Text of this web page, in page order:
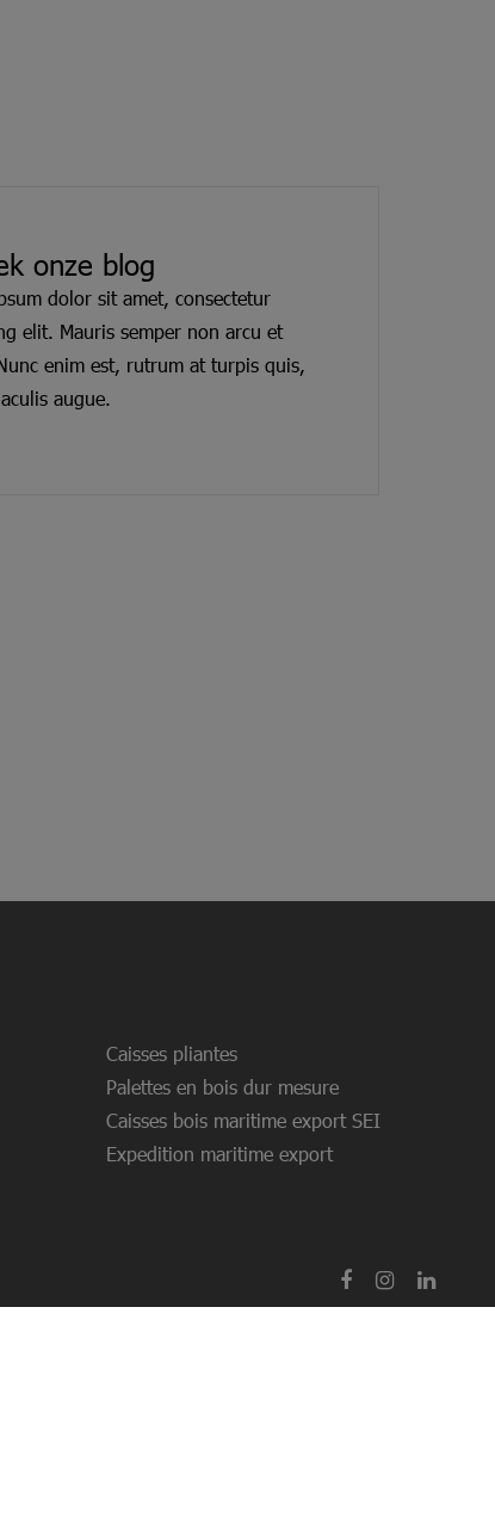
onze blog
dolor sit amet, consectetur
elit. Mauris semper non arcu et
enim est, rutrum at turpis quis,
augue.
Caisses pliantes
Palettes en bois dur mesure
Caisses bois maritime export SEI
Expedition maritime export